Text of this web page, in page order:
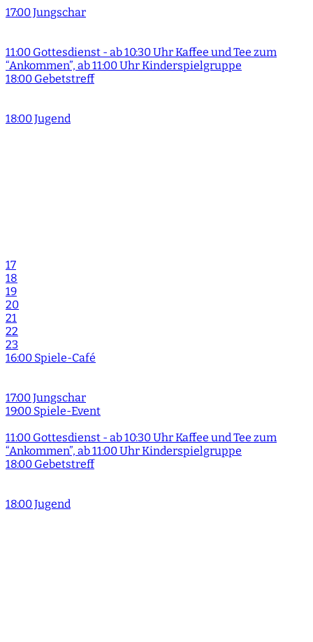
17:00 Jungschar
11:00 Gottesdienst - ab 10:30 Uhr Kaffee und Tee zum
“Ankommen”, ab 11:00 Uhr Kinderspielgruppe
18:00 Gebetstreff
18:00 Jugend
17
18
19
20
21
22
23
16:00 Spiele-Café
17:00 Jungschar
19:00 Spiele-Event
11:00 Gottesdienst - ab 10:30 Uhr Kaffee und Tee zum
“Ankommen”, ab 11:00 Uhr Kinderspielgruppe
18:00 Gebetstreff
18:00 Jugend